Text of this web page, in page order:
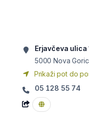
Erjavčeva ulica
5000 Nova
Prikaži pot do
05 128 55 74